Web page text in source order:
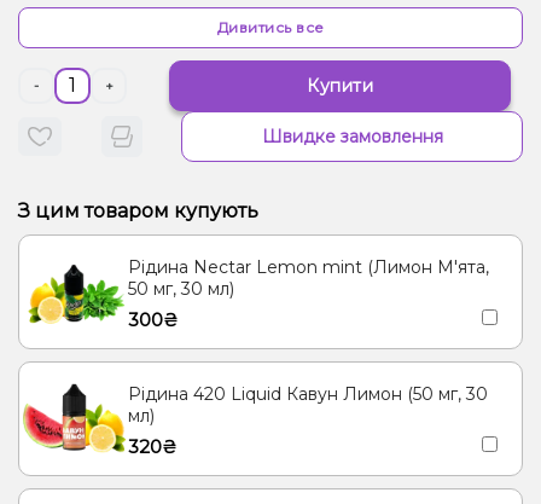
Дивитись все
- + Купити
Швидке замовлення
З цим товаром купують
Рідина Nectar Lemon mint (Лимон М'ята,
50 мг, 30 мл)
300₴
Рідина 420 Liquid Кавун Лимон (50 мг, 30
мл)
320₴